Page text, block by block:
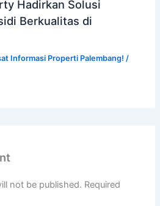
Hadirkan Solusi
Berkualitas di
Informasi Properti Palembang! /
not be published. Required